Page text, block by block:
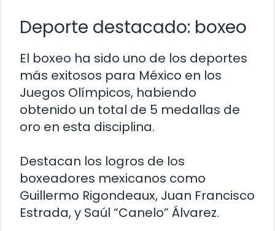
Deporte destacado: boxeo
El boxeo ha sido uno de los deportes
más exitosos para México en los
Juegos Olímpicos, habiendo
obtenido un total de 5 medallas de
oro en esta disciplina.
Destacan los logros de los
boxeadores mexicanos como
Guillermo Rigondeaux, Juan Francisco
Estrada, y Saúl “Canelo” Álvarez.